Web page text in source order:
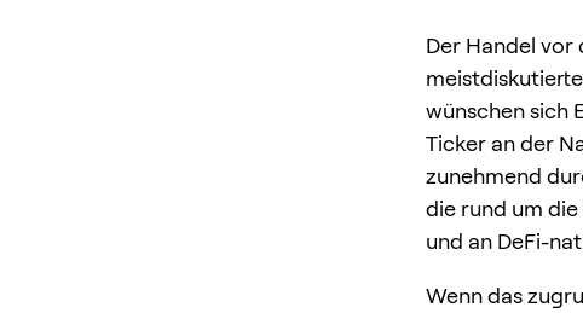
Der Handel vor
wünschen sich
Ticker an der
zunehmend
die rund um
und an DeFi-
Wenn das